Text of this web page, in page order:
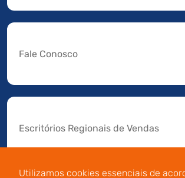
Utilizamos cookies essenciais de
Fale Conosco
Escritórios Regionais de Vendas